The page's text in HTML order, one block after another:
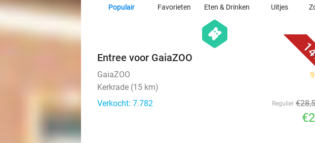
Populair Favorieten Eten & Drinken Uitjes
hexagon
events
Entree voor GaiaZOO
GaiaZOO
Kerkrade (15 km)
Verkocht: 7.782
Regulier €28